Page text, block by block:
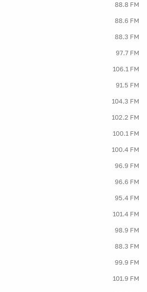
88.8 FM
88.6 FM
88.3 FM
97.7 FM
106.1 FM
91.5 FM
104.3 FM
102.2 FM
100.1 FM
100.4 FM
96.9 FM
96.6 FM
95.4 FM
101.4 FM
98.9 FM
88.3 FM
99.9 FM
101.9 FM